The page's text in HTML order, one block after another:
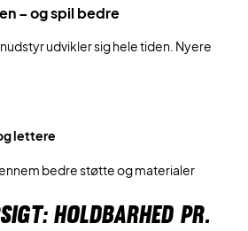
– og spil bedre
udvikler sig hele tiden. Nyere
lettere
bedre støtte og materialer
HOLDBARHED PR.